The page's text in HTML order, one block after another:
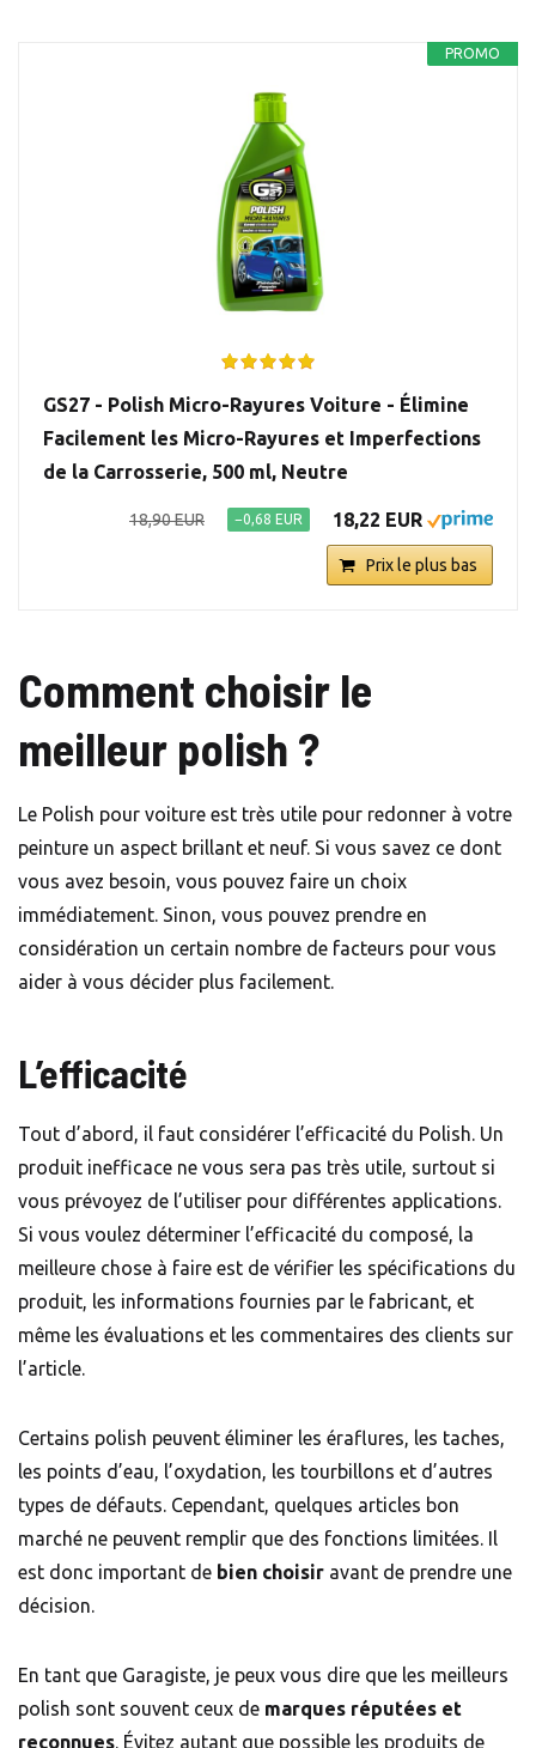
PROMO
GS27 - Polish Micro-Rayures Voiture - Élimine
Facilement les Micro-Rayures et Imperfections
de la Carrosserie, 500 ml, Neutre
18,90 EUR −0,68 EUR 18,22 EUR
Prix le plus bas
Comment choisir le
meilleur polish ?
Le Polish pour voiture est très utile pour redonner à votre
peinture un aspect brillant et neuf. Si vous savez ce dont
vous avez besoin, vous pouvez faire un choix
immédiatement. Sinon, vous pouvez prendre en
considération un certain nombre de facteurs pour vous
aider à vous décider plus facilement.
L’efficacité
Tout d’abord, il faut considérer l’efficacité du Polish. Un
produit inefficace ne vous sera pas très utile, surtout si
vous prévoyez de l’utiliser pour différentes applications.
Si vous voulez déterminer l’efficacité du composé, la
meilleure chose à faire est de vérifier les spécifications du
produit, les informations fournies par le fabricant, et
même les évaluations et les commentaires des clients sur
l’article.
Certains polish peuvent éliminer les éraflures, les taches,
les points d’eau, l’oxydation, les tourbillons et d’autres
types de défauts. Cependant, quelques articles bon
marché ne peuvent remplir que des fonctions limitées. Il
est donc important de bien choisir avant de prendre une
décision.
En tant que Garagiste, je peux vous dire que les meilleurs
polish sont souvent ceux de marques réputées et
reconnues. Évitez autant que possible les produits de